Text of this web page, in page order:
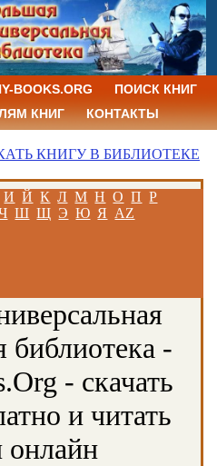
BOOKS.ORG
ПОИСК КНИГ
КНИГ
КОНТАКТЫ
КНИГУ В БИБЛИОТЕКЕ
И Й К Л М Н О П Р
Ш Щ Э Ю Я AZ
библиотека -
- скачать
и читать
онлайн